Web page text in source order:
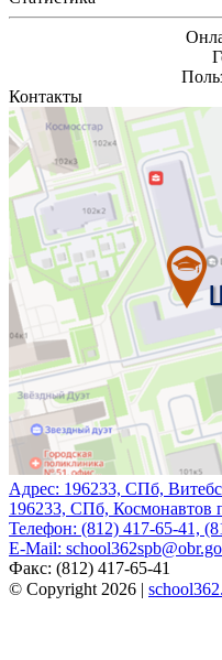
Контакты
Адрес: 196233, СПб,
196233, СПб, Космонавтов
Телефон: (812) 417-65-41,
E-Mail:
Факс: (812) 417-65-41
© Copyright 2026 |